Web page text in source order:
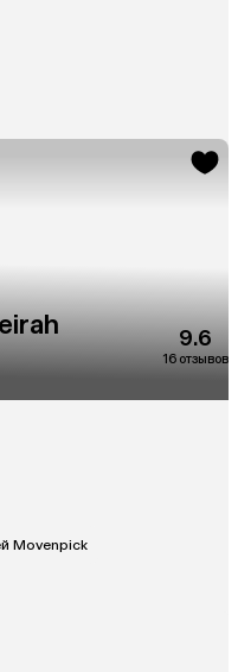
9.6
16 отзывов
Movenpick